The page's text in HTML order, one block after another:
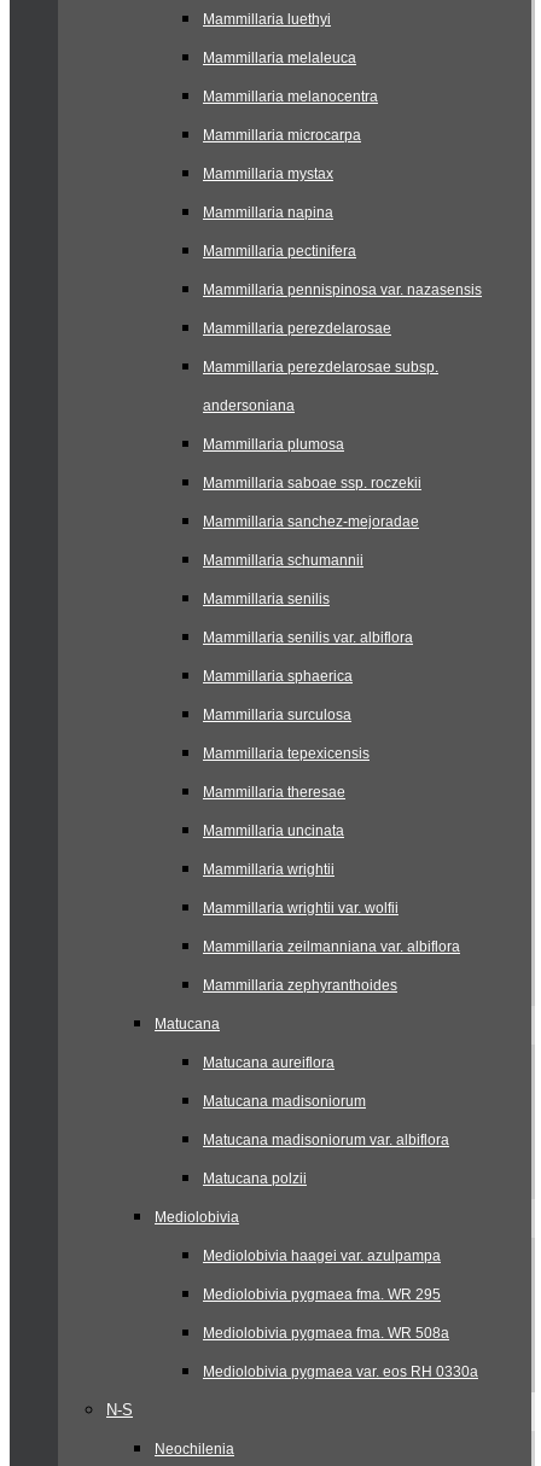
Mammillaria luethyi
Mammillaria melaleuca
Mammillaria melanocentra
Mammillaria microcarpa
Mammillaria mystax
Mammillaria napina
Mammillaria pectinifera
Mammillaria pennispinosa var. nazasensis
Mammillaria perezdelarosae
Mammillaria perezdelarosae subsp.
andersoniana
Mammillaria plumosa
Mammillaria saboae ssp. roczekii
Mammillaria sanchez-mejoradae
Mammillaria schumannii
Mammillaria senilis
Mammillaria senilis var. albiflora
Mammillaria sphaerica
Mammillaria surculosa
Mammillaria tepexicensis
Mammillaria theresae
Mammillaria uncinata
Mammillaria wrightii
Mammillaria wrightii var. wolfii
Mammillaria zeilmanniana var. albiflora
Mammillaria zephyranthoides
Matucana
Matucana aureiflora
Matucana madisoniorum
Matucana madisoniorum var. albiflora
Matucana polzii
Mediolobivia
Mediolobivia haagei var. azulpampa
Mediolobivia pygmaea fma. WR 295
Mediolobivia pygmaea fma. WR 508a
Mediolobivia pygmaea var. eos RH 0330a
N-S
Neochilenia